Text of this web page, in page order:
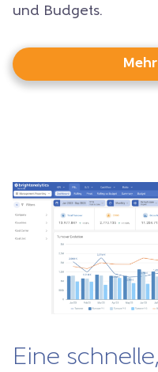
und Budgets.
Eine schnelle,